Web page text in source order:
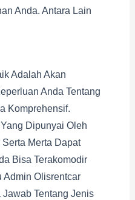
Anda. Antara Lain
Adalah Akan
Anda Tentang
Komprehensif.
Dipunyai Oleh
Merta Dapat
Bisa Terakomodir
Admin Olisrentcar
Tentang Jenis